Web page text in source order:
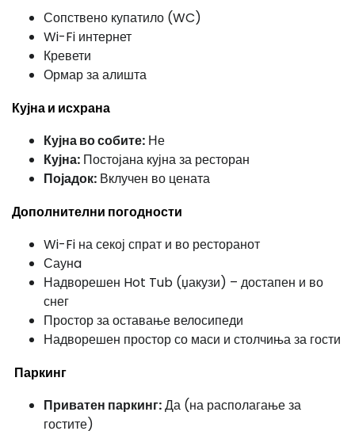
Сопствено купатило (WC)
Wi-Fi интернет
Кревети
Ормар за алишта
Кујна и исхрана
Кујна во собите: Не
Кујна: Постојана кујна за ресторан
Појадок: Вклучен во цената
Дополнителни погодности
Wi-Fi на секој спрат и во ресторанот
Саунa
Надворешен Hot Tub (џакузи) – достапен и во
снег
Простор за оставање велосипеди
Надворешен простор со маси и столчиња за гости
Паркинг
Приватен паркинг:Да (на располагање за
гостите)